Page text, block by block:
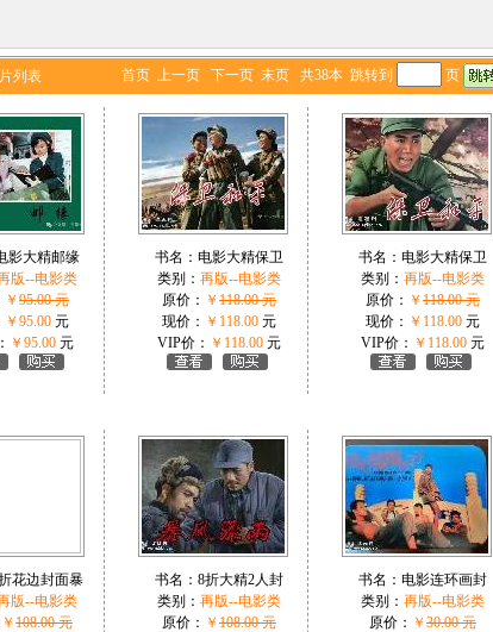
列表 首页 上一页 下一页 末页 共38本 跳转到 页
影大精邮缘
版--电影类
￥ 95.00 元
￥95.00 元
￥95.00 元
书名： 电影大精保卫
类别： 再版--电影类
原价： ￥ 118.00 元
现价： ￥118.00 元
VIP价： ￥118.00 元
书名： 电影大精保卫
类别： 再版--电影类
原价： ￥ 118.00 元
现价： ￥118.00 元
VIP价： ￥118.00 元
花边封面暴
版--电影类
￥ 108.00 元
书名： 8折大精2人封
类别： 再版--电影类
原价： ￥ 108.00 元
书名： 电影连环画封
类别： 再版--电影类
原价： ￥ 30.00 元